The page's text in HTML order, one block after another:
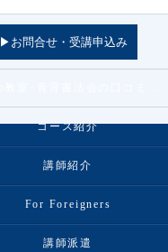
▶お問合せ・受講申込み
コース紹介
講師紹介
For Foreigners
講師派遣